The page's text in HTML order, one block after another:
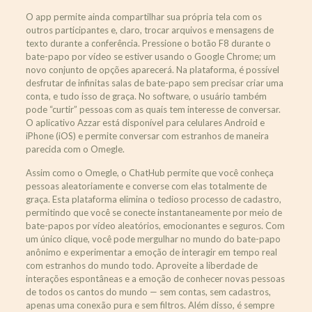
O app permite ainda compartilhar sua própria tela com os
outros participantes e, claro, trocar arquivos e mensagens de
texto durante a conferência. Pressione o botão F8 durante o
bate-papo por vídeo se estiver usando o Google Chrome; um
novo conjunto de opções aparecerá. Na plataforma, é possível
desfrutar de infinitas salas de bate-papo sem precisar criar uma
conta, e tudo isso de graça. No software, o usuário também
pode “curtir” pessoas com as quais tem interesse de conversar.
O aplicativo Azzar está disponível para celulares Android e
iPhone (iOS) e permite conversar com estranhos de maneira
parecida com o Omegle.
Assim como o Omegle, o ChatHub permite que você conheça
pessoas aleatoriamente e converse com elas totalmente de
graça. Esta plataforma elimina o tedioso processo de cadastro,
permitindo que você se conecte instantaneamente por meio de
bate-papos por vídeo aleatórios, emocionantes e seguros. Com
um único clique, você pode mergulhar no mundo do bate-papo
anônimo e experimentar a emoção de interagir em tempo real
com estranhos do mundo todo. Aproveite a liberdade de
interações espontâneas e a emoção de conhecer novas pessoas
de todos os cantos do mundo — sem contas, sem cadastros,
apenas uma conexão pura e sem filtros. Além disso, é sempre